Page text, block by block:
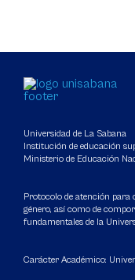
Universidad de La Sabana
Institución de educación
Ministerio de Educación
Protocolo de atención para
género, así como de
fundamentales de la
Carácter Académico: